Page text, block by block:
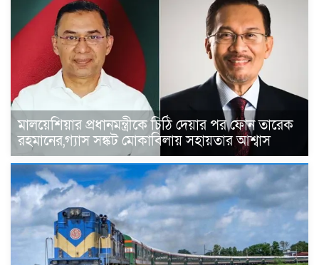
মালয়েশিয়ার প্রধানমন্ত্রীকে চিঠি দেয়ার পর ফোন তারেক
রহমানের,গ্যাস সঙ্কট মোকাবিলায় সহায়তার আশ্বাস